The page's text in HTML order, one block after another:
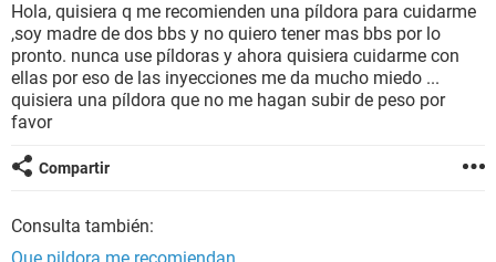
BIENESTAR
SEXUALIDAD
GLOSARIO
Hola, quisiera q me recomienden una píldora para cuidarme
,soy madre de dos bbs y no quiero tener mas bbs por lo
pronto. nunca use píldoras y ahora quisiera cuidarme con
ellas por eso de las inyecciones me da mucho miedo ...
quisiera una píldora que no me hagan subir de peso por
favor
Compartir
Consulta también: